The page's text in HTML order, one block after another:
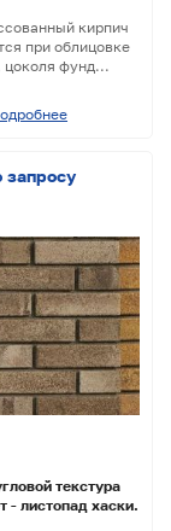
кирпич
при облицовке
цоколя фунд...
текстура
- листопад хаски.